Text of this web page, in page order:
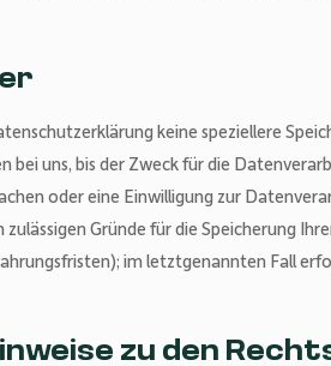
keine speziellere
bei uns, bis der Zweck für die
oder eine Einwilligung zur
Gründe für die Speicherung
im letztgenannten Fall
zu den